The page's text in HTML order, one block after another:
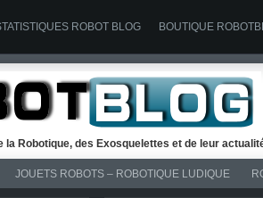
ROBOT BLOG BOUTIQUE
la Robotique, des Exosquelettes et de leur
JOUETS ROBOTS – ROBOTIQUE LUDIQUE